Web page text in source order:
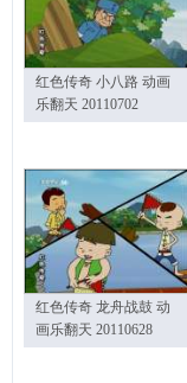
红色传奇 小八路 动画
乐翻天 20110702
红色传奇 龙舟战鼓 动
画乐翻天 20110628